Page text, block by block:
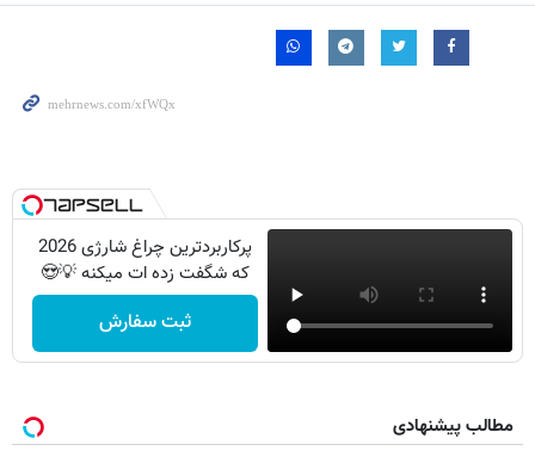
پرکاربردترین چراغ شارژی 2026
که شگفت زده ات میکنه 💡😍
ثبت سفارش
مطالب پیشنهادی